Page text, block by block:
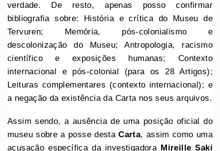
verdade. De resto, apenas posso confirmar
bibliografia sobre: História e crítica do Museu de
Tervuren; Memória, pós-colonialismo e
descolonização do Museu; Antropologia, racismo
científico e exposições humanas; Contexto
internacional e pós-colonial (para os 28 Artigos);
Leituras complementares (contexto internacional); e
a negação da existência da Carta nos seus arquivos.
Assim sendo, a ausência de uma posição oficial do
museu sobre a posse destaCarta, assim como uma
acusação específica da investigadora Mireille Saki